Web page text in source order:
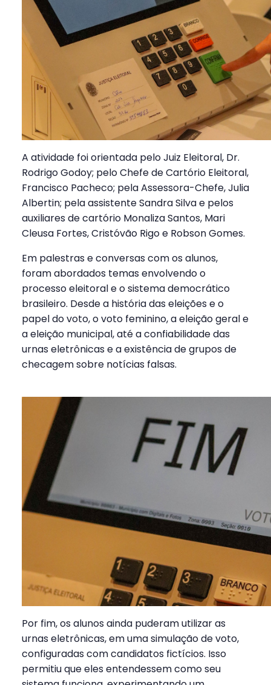
A atividade foi orientada pelo Juiz Eleitoral, Dr.
Rodrigo Godoy; pelo Chefe de Cartório Eleitoral,
Francisco Pacheco; pela Assessora-Chefe, Julia
Albertin; pela assistente Sandra Silva e pelos
auxiliares de cartório Monaliza Santos, Mari
Cleusa Fortes, Cristóvão Rigo e Robson Gomes.
Em palestras e conversas com os alunos,
foram abordados temas envolvendo o
processo eleitoral e o sistema democrático
brasileiro. Desde a história das eleições e o
papel do voto, o voto feminino, a eleição geral e
a eleição municipal, até a confiabilidade das
urnas eletrônicas e a existência de grupos de
checagem sobre notícias falsas.
Por fim, os alunos ainda puderam utilizar as
urnas eletrônicas, em uma simulação de voto,
configuradas com candidatos fictícios. Isso
permitiu que eles entendessem como seu